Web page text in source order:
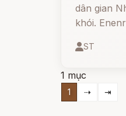
dân gian
khói.
dáng con
ST
1 mục
1 ⇢ ⇥